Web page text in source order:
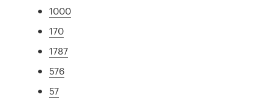
1000
170
1787
576
57